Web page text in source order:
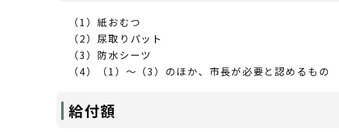
（1）紙おむつ
（2）尿取りパット
（3）防水シーツ
（4）（1）～（3）のほか、市長が必要と認めるもの
給付額